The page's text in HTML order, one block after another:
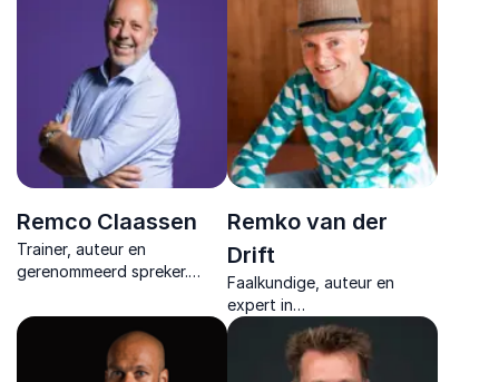
inhoud samenbrengt in
inspirerende sessies vol
interactie en herkenbare
inzichten.
verbinding, psychologische
veiligheid en betere
resultaten.
Remco Claassen
Trainer, auteur en
gerenommeerd spreker.
leiderschap en persoonlijke
ontwikkeling.
Remko van der
Drift
Faalkundige, auteur en
expert in
organisatieontwikkeling
inspireert met humor en
praktische inzichten om